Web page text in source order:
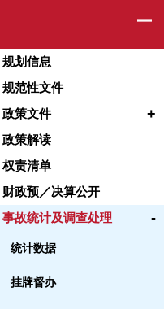
规划信息
规范性文件
政策文件 +
政策解读
权责清单
财政预／决算公开
事故统计及调查处理 -
统计数据
挂牌督办